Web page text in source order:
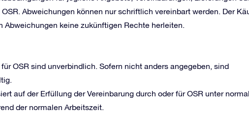
Abweichungen können nur schriftlich vereinbart werden. Der
Abweichungen keine zukünftigen Rechte herleiten.
OSR sind unverbindlich. Sofern nicht anders angegeben, sind
auf der Erfüllung der Vereinbarung durch oder für OSR unter
der normalen Arbeitszeit.